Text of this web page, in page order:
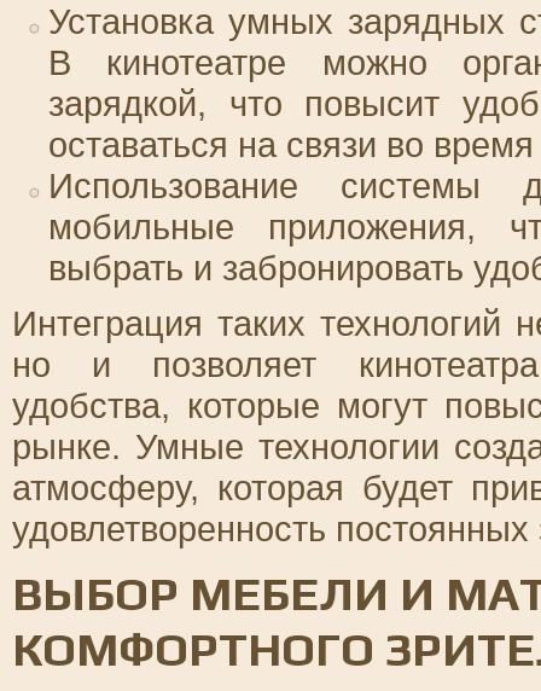
Установка умных зарядных
В кинотеатре можно
зарядкой, что повысит
оставаться на связи во
Использование системы
мобильные приложения,
выбрать и забронировать
Интеграция таких технологий
но и позволяет
удобства, которые могут
рынке. Умные технологии
атмосферу, которая будет
удовлетворенность постоянных
ВЫБОР МЕБЕЛИ И
КОМФОРТНОГО